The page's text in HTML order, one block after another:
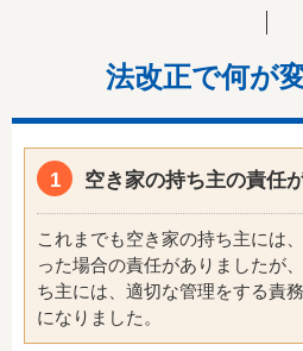
法改正で何が
空き家の持ち主の責任
これまでも空き家の持ち主には
った場合の責任がありましたが
ち主には、適切な管理をする責
になりました。